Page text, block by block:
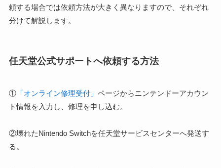
頼する場合では依頼方法が大きく異なりますので、それぞれ
分けて解説します。
任天堂公式サポートへ依頼する方法
①「オンライン修理受付」 ページからニンテンドーアカウン
ト情報を入力し、修理を申し込む。
②壊れたNintendo Switchを任天堂サービスセンターへ発送す
る。